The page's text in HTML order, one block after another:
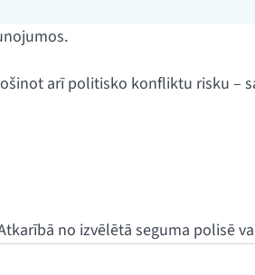
arī politisko konfliktu risku –
no izvēlētā seguma polisē